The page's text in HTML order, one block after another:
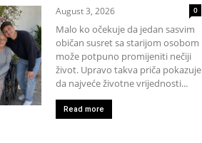
August 3, 2026 0
Malo ko očekuje da jedan sasvim
običan susret sa starijom osobom
može potpuno promijeniti nečiji
život. Upravo takva priča pokazuje
da najveće životne vrijednosti...
Read more